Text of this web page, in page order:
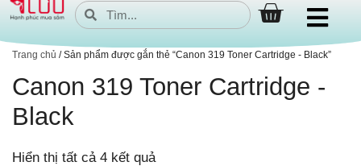
Trang chủ / Sản phẩm được gắn thẻ “Canon 319 Toner Cartridge - Black”
Canon 319 Toner Cartridge -
Black
Hiển thị tất cả 4 kết quả